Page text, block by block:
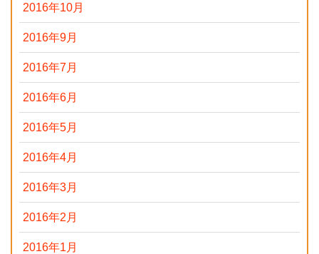
2016年10月
2016年9月
2016年7月
2016年6月
2016年5月
2016年4月
2016年3月
2016年2月
2016年1月